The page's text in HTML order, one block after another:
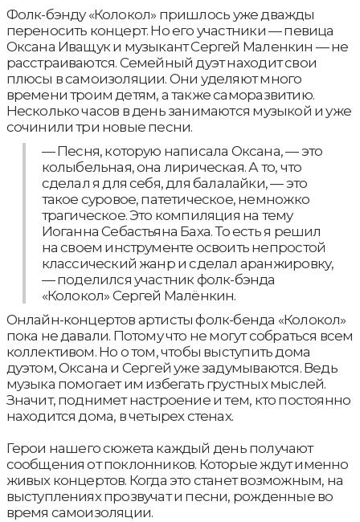
Фолк-бэнду «Колокол» пришлось уже дважды
переносить концерт. Но его участники — певица
Оксана Иващук и музыкант Сергей Маленкин — не
расстраиваются. Семейный дуэт находит свои
плюсы в самоизоляции. Они уделяют много
времени троим детям, а также саморазвитию.
Несколько часов в день занимаются музыкой и уже
сочинили три новые песни.
— Песня, которую написала Оксана, — это
колыбельная, она лирическая. А то, что
сделал я для себя, для балалайки, — это
такое суровое, патетическое, немножко
трагическое. Это компиляция на тему
Иоганна Себастьяна Баха. То есть я решил
на своем инструменте освоить непростой
классический жанр и сделал аранжировку,
— поделился участник фолк-бэнда
«Колокол» Сергей Малёнкин.
Онлайн-концертов артисты фолк-бенда «Колокол»
пока не давали. Потому что не могут собраться всем
коллективом. Но о том, чтобы выступить дома
дуэтом, Оксана и Сергей уже задумываются. Ведь
музыка помогает им избегать грустных мыслей.
Значит, поднимет настроение и тем, кто постоянно
находится дома, в четырех стенах.
Герои нашего сюжета каждый день получают
сообщения от поклонников. Которые ждут именно
живых концертов. Когда это станет возможным, на
выступлениях прозвучат и песни, рожденные во
время самоизоляции.